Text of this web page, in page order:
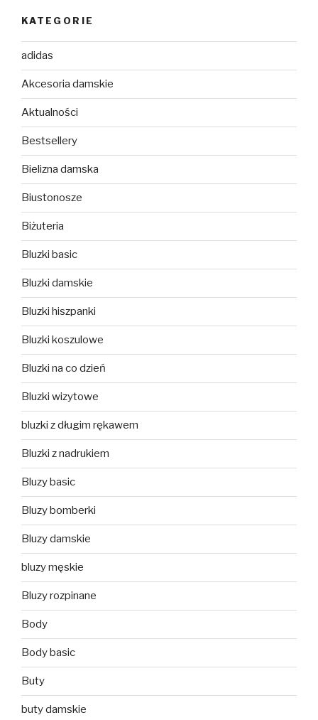
KATEGORIE
adidas
Akcesoria damskie
Aktualności
Bestsellery
Bielizna damska
Biustonosze
Biżuteria
Bluzki basic
Bluzki damskie
Bluzki hiszpanki
Bluzki koszulowe
Bluzki na co dzień
Bluzki wizytowe
bluzki z długim rękawem
Bluzki z nadrukiem
Bluzy basic
Bluzy bomberki
Bluzy damskie
bluzy męskie
Bluzy rozpinane
Body
Body basic
Buty
buty damskie